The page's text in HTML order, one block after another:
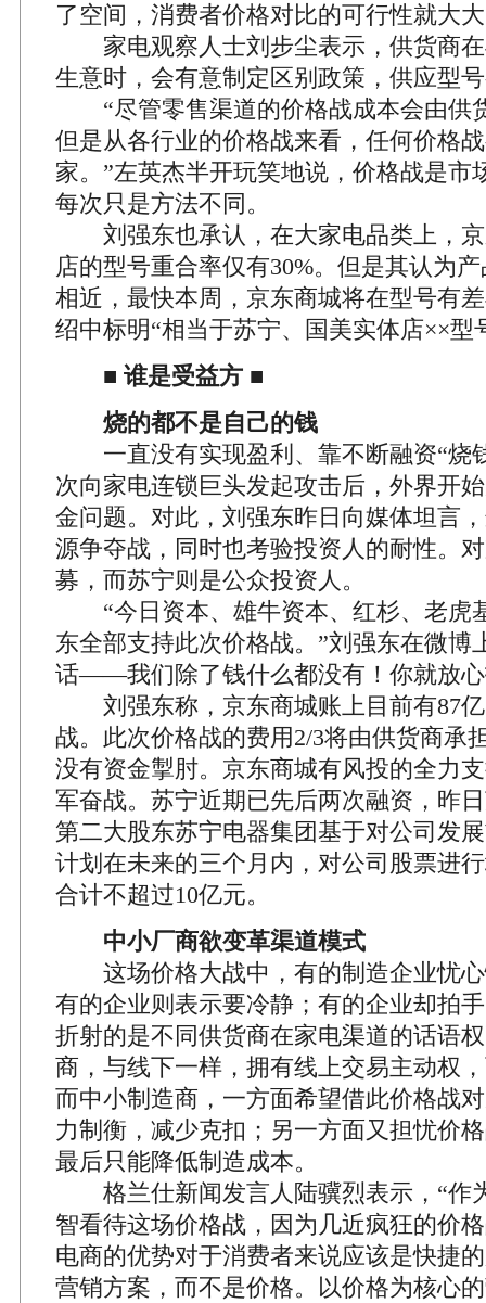
了空间，消费者价格对比的可行性就大
家电观察人士刘步尘表示，供货商在
生意时，会有意制定区别政策，供应型
“尽管零售渠道的价格战成本会由供
但是从各行业的价格战来看，任何价格
家。”左英杰半开玩笑地说，价格战是市
每次只是方法不同。
刘强东也承认，在大家电品类上，京
店的型号重合率仅有30%。但是其认为
相近，最快本周，京东商城将在型号有
绍中标明“相当于苏宁、国美实体店××型
■ 谁是受益方 ■
烧的都不是自己的钱
一直没有实现盈利、靠不断融资“烧
次向家电连锁巨头发起攻击后，外界开
金问题。对此，刘强东昨日向媒体坦言
源争夺战，同时也考验投资人的耐性。
募，而苏宁则是公众投资人。
“今日资本、雄牛资本、红杉、老虎
东全部支持此次价格战。”刘强东在微博
话——我们除了钱什么都没有！你就放
刘强东称，京东商城账上目前有87亿
战。此次价格战的费用2/3将由供货商承
没有资金掣肘。京东商城有风投的全力
军奋战。苏宁近期已先后两次融资，昨
第二大股东苏宁电器集团基于对公司发
计划在未来的三个月内，对公司股票进
合计不超过10亿元。
中小厂商欲变革渠道模式
这场价格大战中，有的制造企业忧心
有的企业则表示要冷静；有的企业却拍
折射的是不同供货商在家电渠道的话语
商，与线下一样，拥有线上交易主动权
而中小制造商，一方面希望借此价格战
力制衡，减少克扣；另一方面又担忧价
最后只能降低制造成本。
格兰仕新闻发言人陆骥烈表示，“作
智看待这场价格战，因为几近疯狂的价
电商的优势对于消费者来说应该是快捷
营销方案，而不是价格。以价格为核心